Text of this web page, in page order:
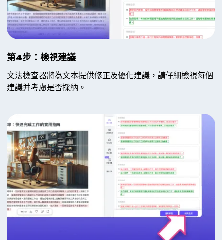
第4步：檢視建議
文法檢查器將為文本提供修正及優化建議，請仔細檢視每個
建議并考慮是否採納。